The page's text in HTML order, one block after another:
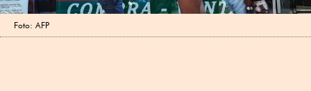
Foto: AFP